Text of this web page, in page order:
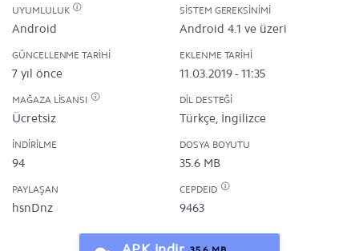
UYUMLULUK
Android
SISTEM GEREKSINIMI
Android 4.1 ve üzeri
GÜNCELLENME TARIHI
7 yıl önce
EKLENME TARIHI
11.03.2019 - 11:35
MAĞAZA LISANSI
Ücretsiz
DIL DESTEĞI
Türkçe, İngilizce
İNDIRILME
94
DOSYA BOYUTU
35.6 MB
PAYLAŞAN
hsnDnz
CEPDEID
9463